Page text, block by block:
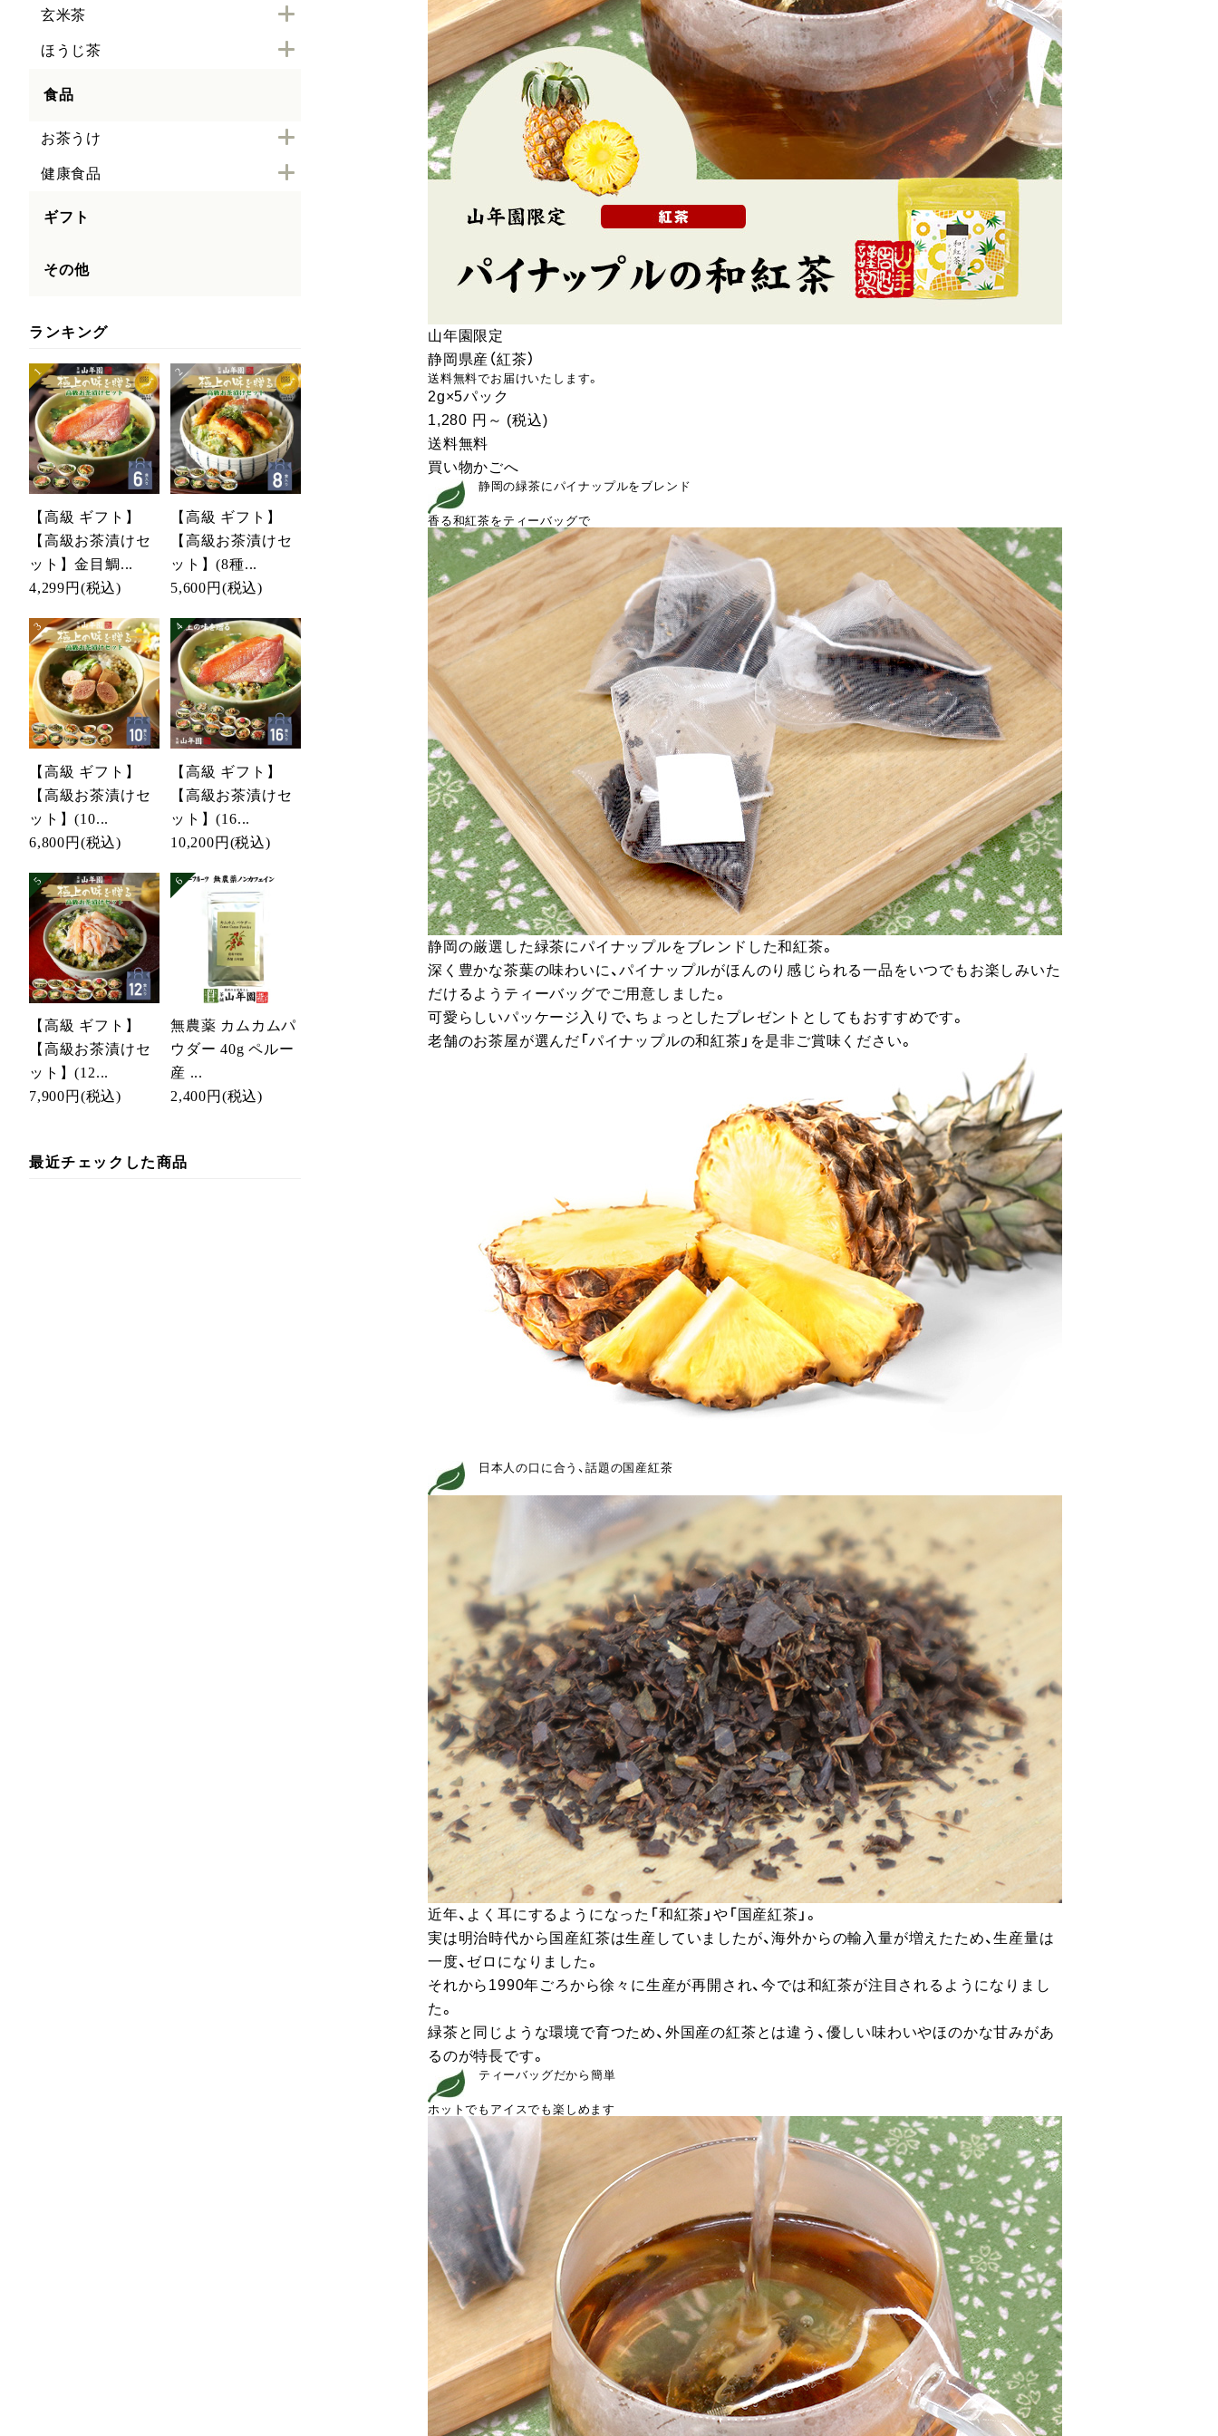
玄米茶
ほうじ茶
食品
お茶うけ
健康食品
ギフト
その他
ランキング
【高級 ギフト】
【高級お茶漬けセ
ット】金目鯛...
4,299円 (税込)
【高級 ギフト】
【高級お茶漬けセ
ット】(8種...
5,600円 (税込)
【高級 ギフト】
【高級お茶漬けセ
ット】(10...
6,800円 (税込)
【高級 ギフト】
【高級お茶漬けセ
ット】(16...
10,200円 (税込)
【高級 ギフト】
【高級お茶漬けセ
ット】(12...
7,900円 (税込)
無農薬 カムカムパ
ウダー 40g ペルー
産 ...
2,400円 (税込)
最近チェックした商品
山年園限定
静岡県産（紅茶）
送料無料でお届けいたします。
2g×5パック
1,280 円～ (税込)
送料無料
買い物かごへ
静岡の緑茶にパイナップルをブレンド
香る和紅茶をティーバッグで
静岡の厳選した緑茶にパイナップルをブレンドした和紅茶。
深く豊かな茶葉の味わいに、パイナップルがほんのり感じられる一品をいつでもお楽しみいた
だけるようティーバッグでご用意しました。
可愛らしいパッケージ入りで、ちょっとしたプレゼントとしてもおすすめです。
老舗のお茶屋が選んだ「パイナップルの和紅茶」を是非ご賞味ください。
日本人の口に合う、話題の国産紅茶
近年、よく耳にするようになった「和紅茶」や「国産紅茶」。
実は明治時代から国産紅茶は生産していましたが、海外からの輸入量が増えたため、生産量は
一度、ゼロになりました。
それから1990年ごろから徐々に生産が再開され、今では和紅茶が注目されるようになりまし
た。
緑茶と同じような環境で育つため、外国産の紅茶とは違う、優しい味わいやほのかな甘みがあ
るのが特長です。
ティーバッグだから簡単
ホットでもアイスでも楽しめます